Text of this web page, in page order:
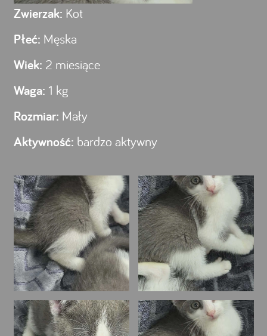
Zwierzak: Kot
Płeć: Męska
Wiek: 2 miesiące
Waga: 1 kg
Rozmiar: Mały
Aktywność: bardzo aktywny